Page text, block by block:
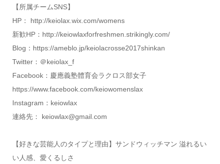
【所属チームSNS】
HP： http://keiolax.wix.com/womens
新歓HP：http://keiowlaxforfreshmen.strikingly.com/
Blog：https://ameblo.jp/keiolacrosse2017shinkan
Twitter：＠keiolax_f
Facebook：慶應義塾體育会ラクロス部女子
https://www.facebook.com/keiowomenslax
Instagram：keiowlax
連絡先： keiowlax@gmail.com
【好きな芸能人のタイプと理由】サンドウィッチマン 溢れるい
い人感、愛くるしさ